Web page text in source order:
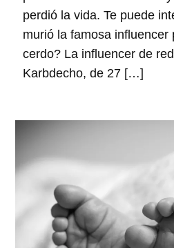
perdió la vida. Te puede
murió la famosa influencer
cerdo? La influencer de
Karbdecho, de 27 […]